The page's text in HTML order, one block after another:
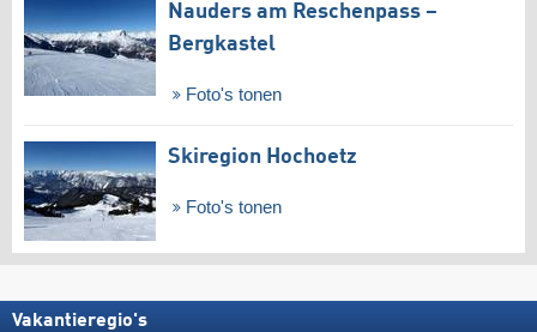
Nauders am Reschenpass –
Bergkastel
Foto's tonen
Skiregion Hochoetz
Foto's tonen
Vakantieregio's